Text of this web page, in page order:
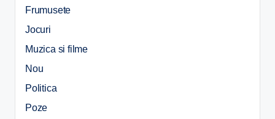
Frumusete
Jocuri
Muzica si filme
Nou
Politica
Poze